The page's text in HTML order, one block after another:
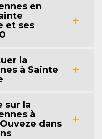
en
et ses
la
à Sainte
sur la
à
dans